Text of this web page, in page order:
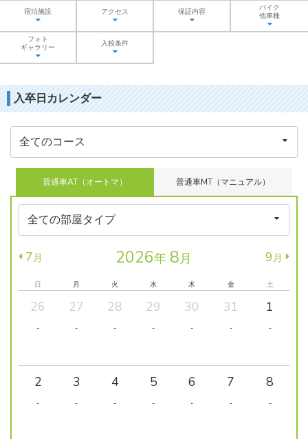
宿泊施設 アクセス 保証内容
バイク
他車種
フォト
ギャラリー
入校条件
入卒日カレンダー
普通車AT（オートマ） 普通車MT（マニュアル）
7月 2026年 8月 9月
日 月 火 水 木 金 土
26
-
27
-
28
-
29
-
30
-
31
-
1
-
2
-
3
-
4
-
5
-
6
-
7
-
8
-